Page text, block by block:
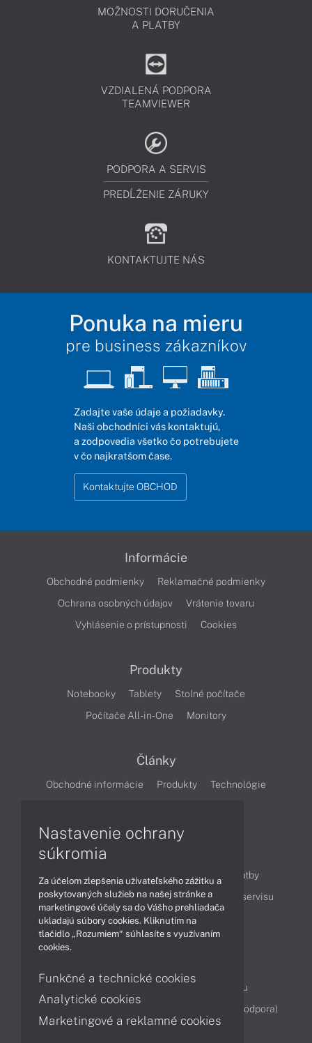
MOŽNOSTI DORUČENIA
A PLATBY
VZDIALENÁ PODPORA
TEAMVIEWER
PODPORA A SERVIS
PREDĹŽENIE ZÁRUKY
KONTAKTUJTE NÁS
Ponuka na mieru
pre business zákazníkov
Zadajte vaše údaje a požiadavky.
Naši obchodníci vás kontaktujú,
a zodpovedia všetko čo potrebujete
v čo najkratšom čase.
Kontaktujte OBCHOD
Informácie
Obchodné podmienky
Reklamačné podmienky
Ochrana osobných údajov
Vrátenie tovaru
Vyhlásenie o prístupnosti
Cookies
Produkty
Notebooky Tablety
Stolné počítače
Počítače All-in-One
Monitory
Články
Obchodné informácie Produkty
Technológie
Ako nakupovať
Možnosti doručenia a platby
Podpora a servis
Servisné služby Cenník servisu
Kontakty
Reklamácia tovaru
Diagnostiky online
TeamViewer (vzdialená podpora)
Nastavenie ochrany
súkromia
Za účelom zlepšenia užívateľského zážitku a
poskytovaných služieb na našej stránke a
marketingové účely sa do Vášho prehliadača
ukladajú súbory cookies. Kliknutím na
tlačidlo „Rozumiem“ súhlasíte s využívaním
cookies.
Funkčné a technické cookies
Analytické cookies
Marketingové a reklamné cookies